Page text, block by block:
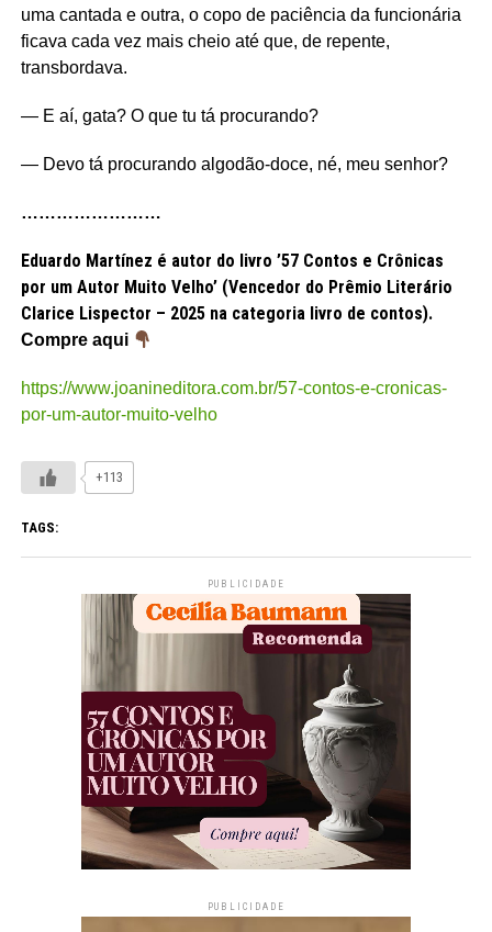
uma cantada e outra, o copo de paciência da funcionária
ficava cada vez mais cheio até que, de repente,
transbordava.
— E aí, gata? O que tu tá procurando?
— Devo tá procurando algodão-doce, né, meu senhor?
……………………
Eduardo Martínez é autor do livro ’57 Contos e Crônicas
por um Autor Muito Velho’ (Vencedor do Prêmio Literário
Clarice Lispector – 2025 na categoria livro de contos).
Compre aqui
https://www.joanineditora.com.br/57-contos-e-cronicas-
por-um-autor-muito-velho
+113
TAGS:
PUBLICIDADE
PUBLICIDADE